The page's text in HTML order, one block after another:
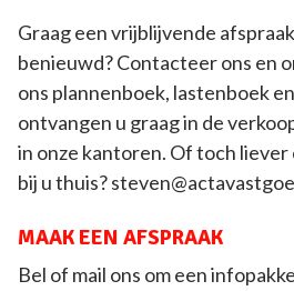
Graag een vrijblijvende
benieuwd? Contacteer ons en
ons plannenboek, lastenboek
ontvangen u graag in de
in onze kantoren. Of toch
bij u thuis?
MAAK EEN AFSPRAAK
Bel of mail ons om een